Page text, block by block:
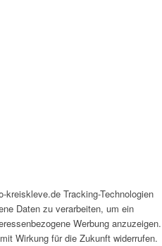
Tracking-Technologien
Daten zu verarbeiten, um ein
Werbung anzuzeigen.
Wirkung für die Zukunft widerrufen.